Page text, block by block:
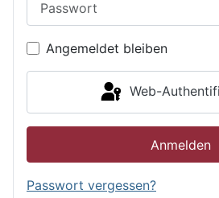
Angemeldet bleiben
Web-
Anmelden
Passwort vergessen?